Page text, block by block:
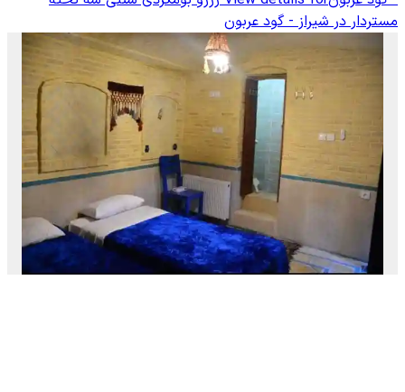
مستردار در شیراز - گود عربون